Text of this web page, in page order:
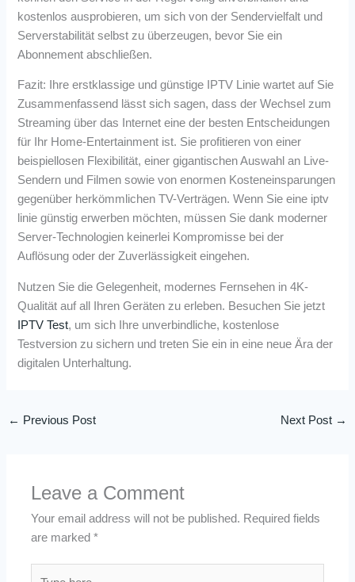
kostenlos ausprobieren, um sich von der Sendervielfalt und
Serverstabilität selbst zu überzeugen, bevor Sie ein
Abonnement abschließen.
Fazit: Ihre erstklassige und günstige IPTV Linie wartet auf Sie
Zusammenfassend lässt sich sagen, dass der Wechsel zum
Streaming über das Internet eine der besten Entscheidungen
für Ihr Home-Entertainment ist. Sie profitieren von einer
beispiellosen Flexibilität, einer gigantischen Auswahl an Live-
Sendern und Filmen sowie von enormen Kosteneinsparungen
gegenüber herkömmlichen TV-Verträgen. Wenn Sie eine iptv
linie günstig erwerben möchten, müssen Sie dank moderner
Server-Technologien keinerlei Kompromisse bei der
Auflösung oder der Zuverlässigkeit eingehen.
Nutzen Sie die Gelegenheit, modernes Fernsehen in 4K-
Qualität auf all Ihren Geräten zu erleben. Besuchen Sie jetzt
IPTV Test, um sich Ihre unverbindliche, kostenlose
Testversion zu sichern und treten Sie ein in eine neue Ära der
digitalen Unterhaltung.
← Previous Post Next Post →
Leave a Comment
Your email address will not be published. Required fields
are marked*